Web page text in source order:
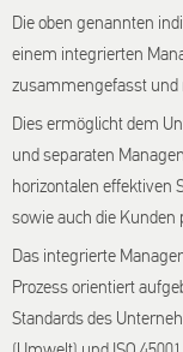
Die oben genannten
einem integrierten
zusammengefasst und
Dies ermöglicht dem
und separaten
horizontalen effektiven
sowie auch die Kunden
Das integrierte
Prozess orientiert
Standards des